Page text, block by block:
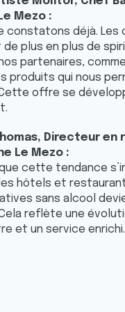
Mezo :
constatons déjà. Les
plus en plus de
partenaires,
produits qui nous
Cette offre se
Directeur en
Le Mezo :
que cette tendance
les hôtels et
sans alcool
reflète une
et un service enrichi.